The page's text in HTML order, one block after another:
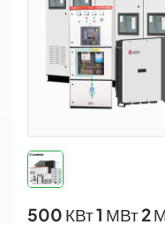
500 КВт 1 МВт 2